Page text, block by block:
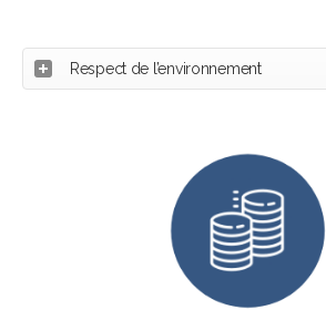
Respect de l’environnement